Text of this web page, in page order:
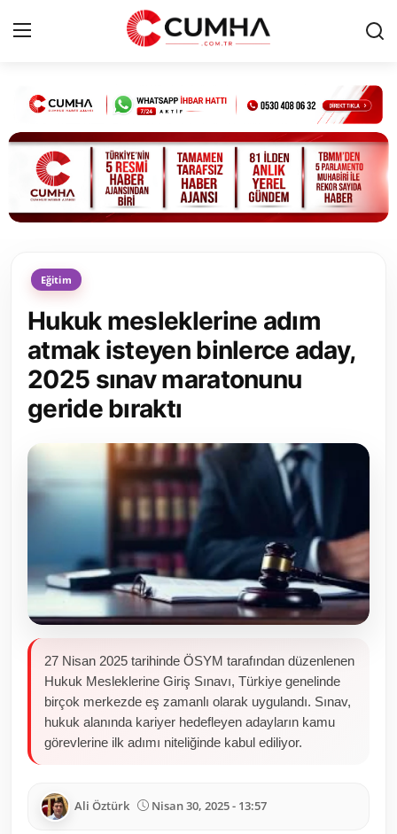
Kurumsal
Cumhurbaşkanlığı
Bakanlıklar
Siyasi Partiler
Yerel Yönetimler
Mülki İdare
Toplum ve Yaşam
Sivil Toplum Kuruluşları
Kamu Kurumları ve Üst Kurullar
Eğitim
Hukuk mesleklerine adım
atmak isteyen binlerce aday,
2025 sınav maratonunu
geride bıraktı
27 Nisan 2025 tarihinde ÖSYM tarafından düzenlenen
Hukuk Mesleklerine Giriş Sınavı, Türkiye genelinde
birçok merkezde eş zamanlı olarak uygulandı. Sınav,
hukuk alanında kariyer hedefleyen adayların kamu
görevlerine ilk adımı niteliğinde kabul ediliyor.
Ali Öztürk Nisan 30, 2025 - 13:57